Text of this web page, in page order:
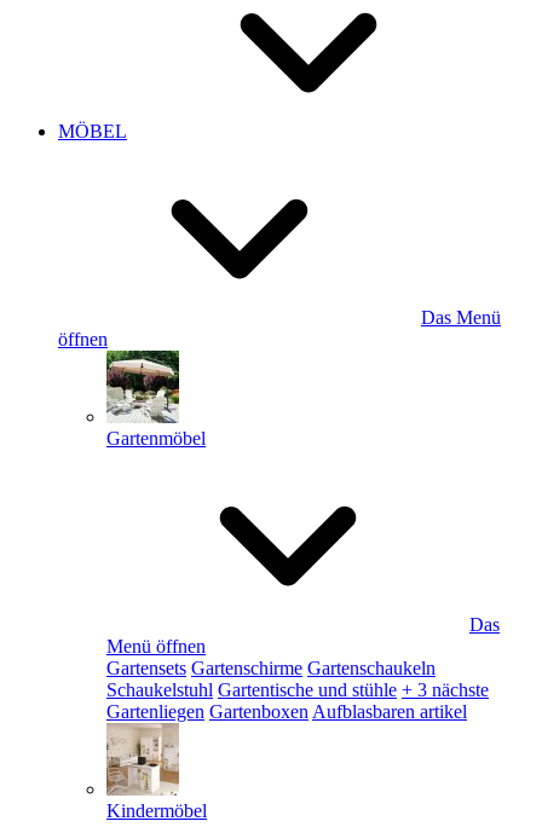
MÖBEL
Das Menü
öffnen
Gartenmöbel
Das
Menü öffnen
Gartensets Gartenschirme Gartenschaukeln
Schaukelstuhl Gartentische und stühle + 3 nächste
Gartenliegen Gartenboxen Aufblasbaren artikel
Kindermöbel